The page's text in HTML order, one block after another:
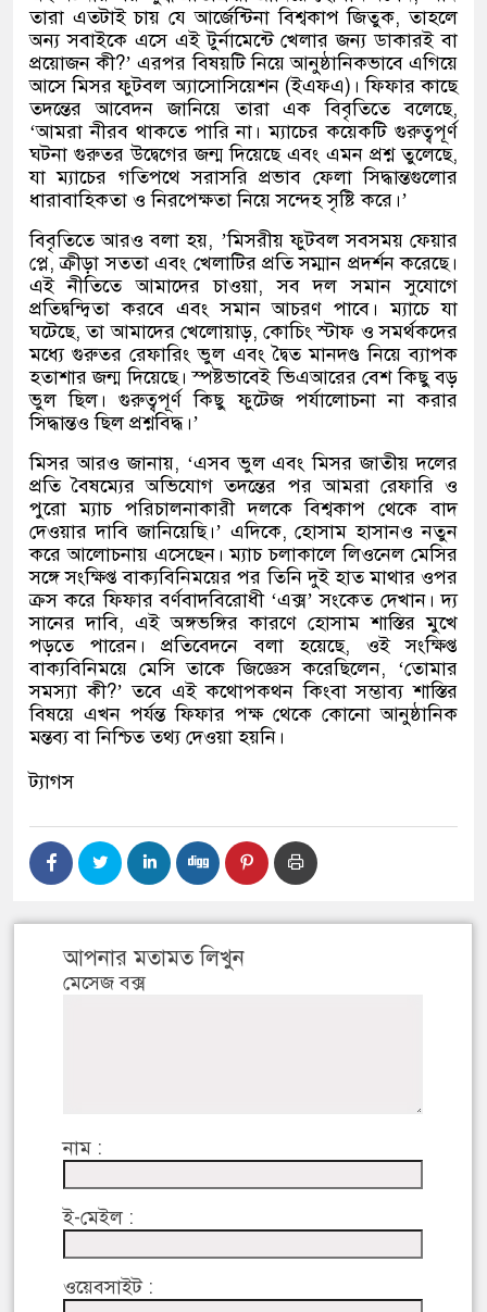
তারা এতটাই চায় যে আর্জেন্টিনা বিশ্বকাপ জিতুক,তাহলে
অন্য সবাইকে এসে এই টুর্নামেন্টে খেলার জন্য ডাকারই বা
প্রয়োজন কী?’এরপর বিষয়টি নিয়ে আনুষ্ঠানিকভাবে এগিয়ে
আসে মিসর ফুটবল অ্যাসোসিয়েশন(ইএফএ) । ফিফার কাছে
তদন্তের আবেদন জানিয়ে তারা এক বিবৃতিতে বলেছে,
‘আমরা নীরব থাকতে পারি না। ম্যাচের কয়েকটি গুরুত্বপূর্ণ
ঘটনা গুরুতর উদ্বেগের জন্ম দিয়েছে এবং এমন প্রশ্ন তুলেছে,
যা ম্যাচের গতিপথে সরাসরি প্রভাব ফেলা সিদ্ধান্তগুলোর
ধারাবাহিকতা ও নিরপেক্ষতা নিয়ে সন্দেহ সৃষ্টি করে।’
বিবৃতিতে আরও বলা হয়, ’মিসরীয় ফুটবল সবসময় ফেয়ার
প্লে,ক্রীড়া সততা এবং খেলাটির প্রতি সম্মান প্রদর্শন করেছে।
এই নীতিতে আমাদের চাওয়া,সব দল সমান সুযোগে
প্রতিদ্বন্দ্বিতা করবে এবং সমান আচরণ পাবে। ম্যাচে যা
ঘটেছে,তা আমাদের খেলোয়াড়,কোচিং স্টাফ ও সমর্থকদের
মধ্যে গুরুতর রেফারিং ভুল এবং দ্বৈত মানদণ্ড নিয়ে ব্যাপক
হতাশার জন্ম দিয়েছে। স্পষ্টভাবেই ভিএআরের বেশ কিছু বড়
ভুল ছিল। গুরুত্বপূর্ণ কিছু ফুটেজ পর্যালোচনা না করার
সিদ্ধান্তও ছিল প্রশ্নবিদ্ধ।’
মিসর আরও জানায়, ‘এসব ভুল এবং মিসর জাতীয় দলের
প্রতি বৈষম্যের অভিযোগ তদন্তের পর আমরা রেফারি ও
পুরো ম্যাচ পরিচালনাকারী দলকে বিশ্বকাপ থেকে বাদ
দেওয়ার দাবি জানিয়েছি।’ এদিকে,হোসাম হাসানও নতুন
করে আলোচনায় এসেছেন। ম্যাচ চলাকালে লিওনেল মেসির
সঙ্গে সংক্ষিপ্ত বাক্যবিনিময়ের পর তিনি দুই হাত মাথার ওপর
ক্রস করে ফিফার বর্ণবাদবিরোধী‘এক্স’সংকেত দেখান। দ্য
সানের দাবি, এই অঙ্গভঙ্গির কারণে হোসাম শাস্তির মুখে
পড়তে পারেন। প্রতিবেদনে বলা হয়েছে, ওই সংক্ষিপ্ত
বাক্যবিনিময়ে মেসি তাকে জিজ্ঞেস করেছিলেন, ‘তোমার
সমস্যা কী?’তবে এই কথোপকথন কিংবা সম্ভাব্য শাস্তির
বিষয়ে এখন পর্যন্ত ফিফার পক্ষ থেকে কোনো আনুষ্ঠানিক
মন্তব্য বা নিশ্চিত তথ্য দেওয়া হয়নি।
ট্যাগস
আপনার মতামত লিখুন
মেসেজ বক্স
নাম :
ই-মেইল :
ওয়েবসাইট :